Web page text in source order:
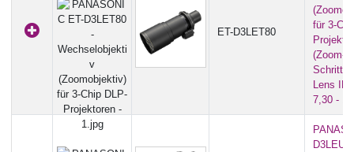
ET-D3LET80
für 3-
(Zoom-
Lens
7,30 -